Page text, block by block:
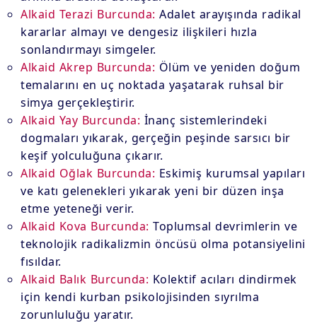
Alkaid Terazi Burcunda: Adalet arayışında radikal
kararlar almayı ve dengesiz ilişkileri hızla
sonlandırmayı simgeler.
Alkaid Akrep Burcunda: Ölüm ve yeniden doğum
temalarını en uç noktada yaşatarak ruhsal bir
simya gerçekleştirir.
Alkaid Yay Burcunda: İnanç sistemlerindeki
dogmaları yıkarak, gerçeğin peşinde sarsıcı bir
keşif yolculuğuna çıkarır.
Alkaid Oğlak Burcunda: Eskimiş kurumsal yapıları
ve katı gelenekleri yıkarak yeni bir düzen inşa
etme yeteneği verir.
Alkaid Kova Burcunda: Toplumsal devrimlerin ve
teknolojik radikalizmin öncüsü olma potansiyelini
fısıldar.
Alkaid Balık Burcunda: Kolektif acıları dindirmek
için kendi kurban psikolojisinden sıyrılma
zorunluluğu yaratır.